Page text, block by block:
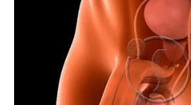
ujedno osvježava prostor.